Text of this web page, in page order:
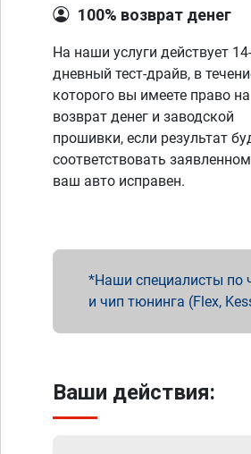
100% возврат денег
На наши услуги действует
дневный тест-драйв, в
которого вы имеете право на
возврат денег и заводской
прошивки, если результат
соответствовать
ваш авто исправен.
Наши специалисты по
и чип тюнинга (Flex,
Ваши действия: